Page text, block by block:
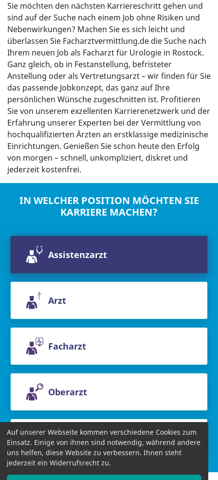
Sie möchten den nächsten Karriereschritt gehen und
sind auf der Suche nach einem Job ohne Risiken und
Nebenwirkungen? Machen Sie es sich leicht und
überlassen Sie Facharztvermittlung.de die Suche nach
Ihrem neuen Job als Facharzt für Urologie in Rostock.
Ganz gleich, ob in Festanstellung, befristeter
Anstellung oder als Vertretungsarzt – wir finden für Sie
das passende Jobkonzept, das ganz auf Ihre
persönlichen Wünsche zugeschnitten ist. Profitieren
Sie von unserem exzellenten Karrierenetzwerk und der
Erfahrung unserer Experten bei der Vermittlung von
hochqualifizierten Ärzten an erstklassige medizinische
Einrichtungen. Genießen Sie schon heute den Erfolg
von morgen – schnell, unkompliziert, diskret und
jederzeit kostenfrei.
IN WELCHER POSITION MÖCHTEN SIE
KARRIERE MACHEN?
Assistenzarzt
Arzt
Facharzt
Oberarzt
Chefarzt
Auf unserer Webseite kommen verschiedene Cookies zum
Einsatz. Einige von ihnen sind notwendig, während andere
uns helfen, diese Website zu verbessern. Ihnen steht
jederzeit ein Widerrufsrecht zu.